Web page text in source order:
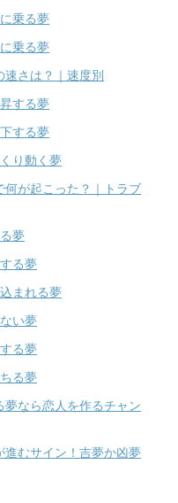
乗る夢
乗る夢
速さは？｜速度別
する夢
する夢
り動く夢
何が起こった？｜トラブ
夢
る夢
まれる夢
い夢
る夢
る夢
なら恋人を作るチャン
進むサイン！吉夢か凶夢